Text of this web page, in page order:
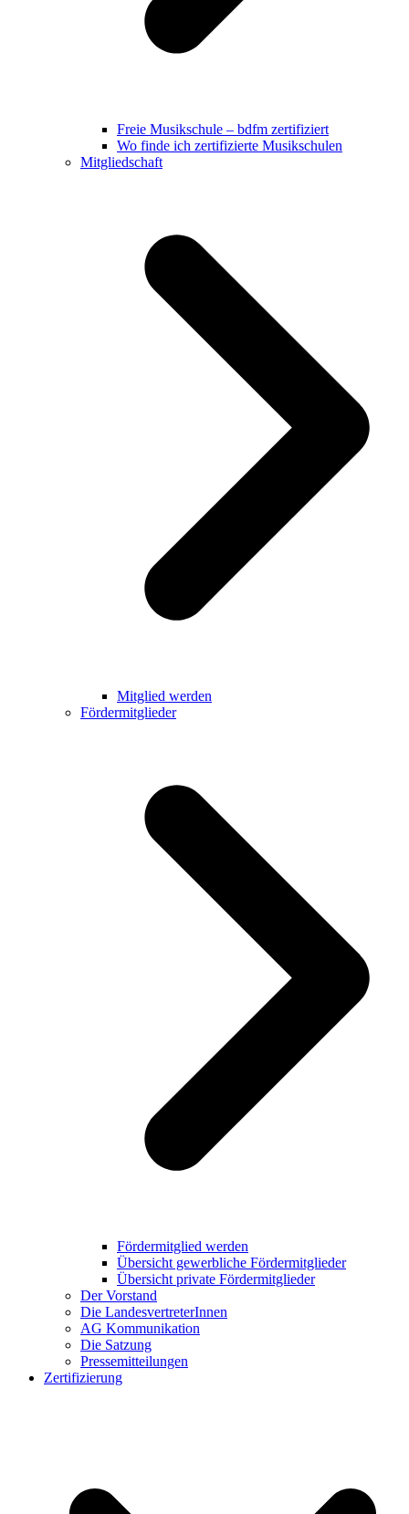
Freie Musikschule – bdfm zertifiziert
Wo finde ich zertifizierte Musikschulen
Mitgliedschaft
Mitglied werden
Fördermitglieder
Fördermitglied werden
Übersicht gewerbliche Fördermitglieder
Übersicht private Fördermitglieder
Der Vorstand
Die LandesvertreterInnen
AG Kommunikation
Die Satzung
Pressemitteilungen
Zertifizierung